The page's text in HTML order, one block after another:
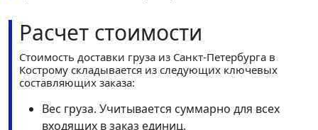
Расчет стоимости
Стоимость доставки груза из Санкт-Петербурга в
Кострому складывается из следующих ключевых
составляющих заказа:
Вес груза. Учитывается суммарно для всех
входящих в заказ единиц.